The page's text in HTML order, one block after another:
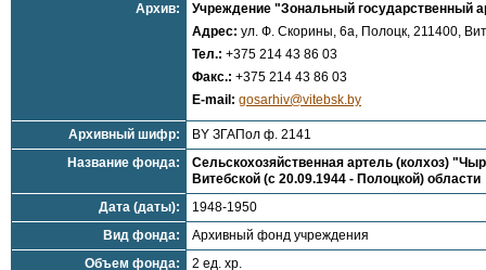
Архив:
Учреждение "Зональный государственный
Адрес: ул. Ф. Скорины, 6а, Полоцк, 211400,
Тел.: +375 214 43 86 03
Факс.: +375 214 43 86 03
E-mail: gosarhiv@vitebsk.by
Архивный шифр:
BY ЗГАПол ф. 2141
Название фонда:
Сельскохозяйственная артель (колхоз)
Витебской (с 20.09.1944 - Полоцкой) области
Дата (даты):
1948-1950
Вид фонда:
Архивный фонд учреждения
Объем фонда:
2 ед. хр.